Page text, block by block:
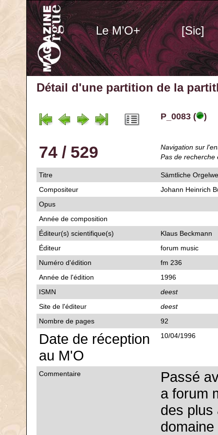
Le M’O+ [Sic]
Détail d'une partition de la
P_0083 ( )
74 / 529
Navigation sur
Pas de recherche
Titre
Sämtliche
Compositeur
Johann Heinrich
Opus
Année de composition
Éditeur(s) scientifique(s)
Klaus Beckmann
Éditeur
forum music
Numéro d'édition
fm 236
Année de l'édition
1996
ISMN
deest
Site de l'éditeur
deest
Nombre de pages
92
Date de réception
au M'O
10/04/1996
Commentaire
Passé
a forum
des plus